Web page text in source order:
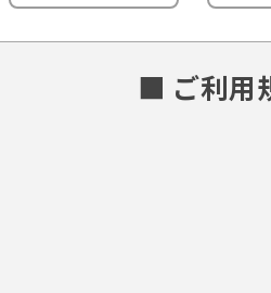
■ ご利用